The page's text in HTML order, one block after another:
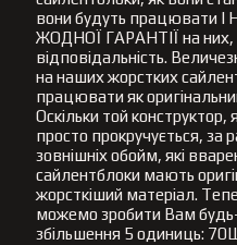
вони будуть працювати
ЖОДНОЇ ГАРАНТІЇ на них,
відповідальність.
на наших жорстких
працювати як
Оскільки той конструктор,
просто прокручується, за
зовнішніх обойм, які
сайлентблоки мають
жорсткіший матеріал.
можемо зробити Вам будь-
збільшення 5 одиниць: